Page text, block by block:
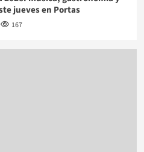
jueves en Portas
167